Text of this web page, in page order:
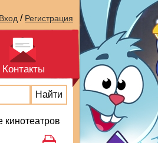
Вход / Регистрация
Контакты
кинотеатров